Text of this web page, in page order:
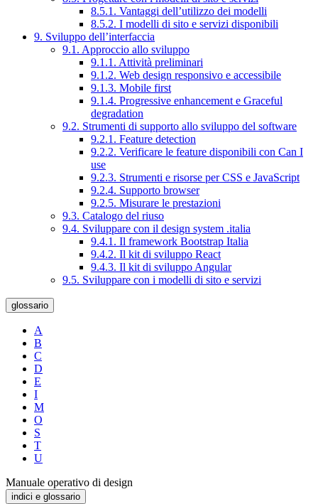
8.5.1. Vantaggi dell’utilizzo dei modelli
8.5.2. I modelli di sito e servizi disponibili
9. Sviluppo dell’interfaccia
9.1. Approccio allo sviluppo
9.1.1. Attività preliminari
9.1.2. Web design responsivo e accessibile
9.1.3. Mobile first
9.1.4. Progressive enhancement e Graceful
degradation
9.2. Strumenti di supporto allo sviluppo del software
9.2.1. Feature detection
9.2.2. Verificare le feature disponibili con Can I
use
9.2.3. Strumenti e risorse per CSS e JavaScript
9.2.4. Supporto browser
9.2.5. Misurare le prestazioni
9.3. Catalogo del riuso
9.4. Sviluppare con il design system .italia
9.4.1. Il framework Bootstrap Italia
9.4.2. Il kit di sviluppo React
9.4.3. Il kit di sviluppo Angular
9.5. Sviluppare con i modelli di sito e servizi
glossario
A
B
C
D
E
I
M
O
S
T
U
Manuale operativo di design
indici e glossario